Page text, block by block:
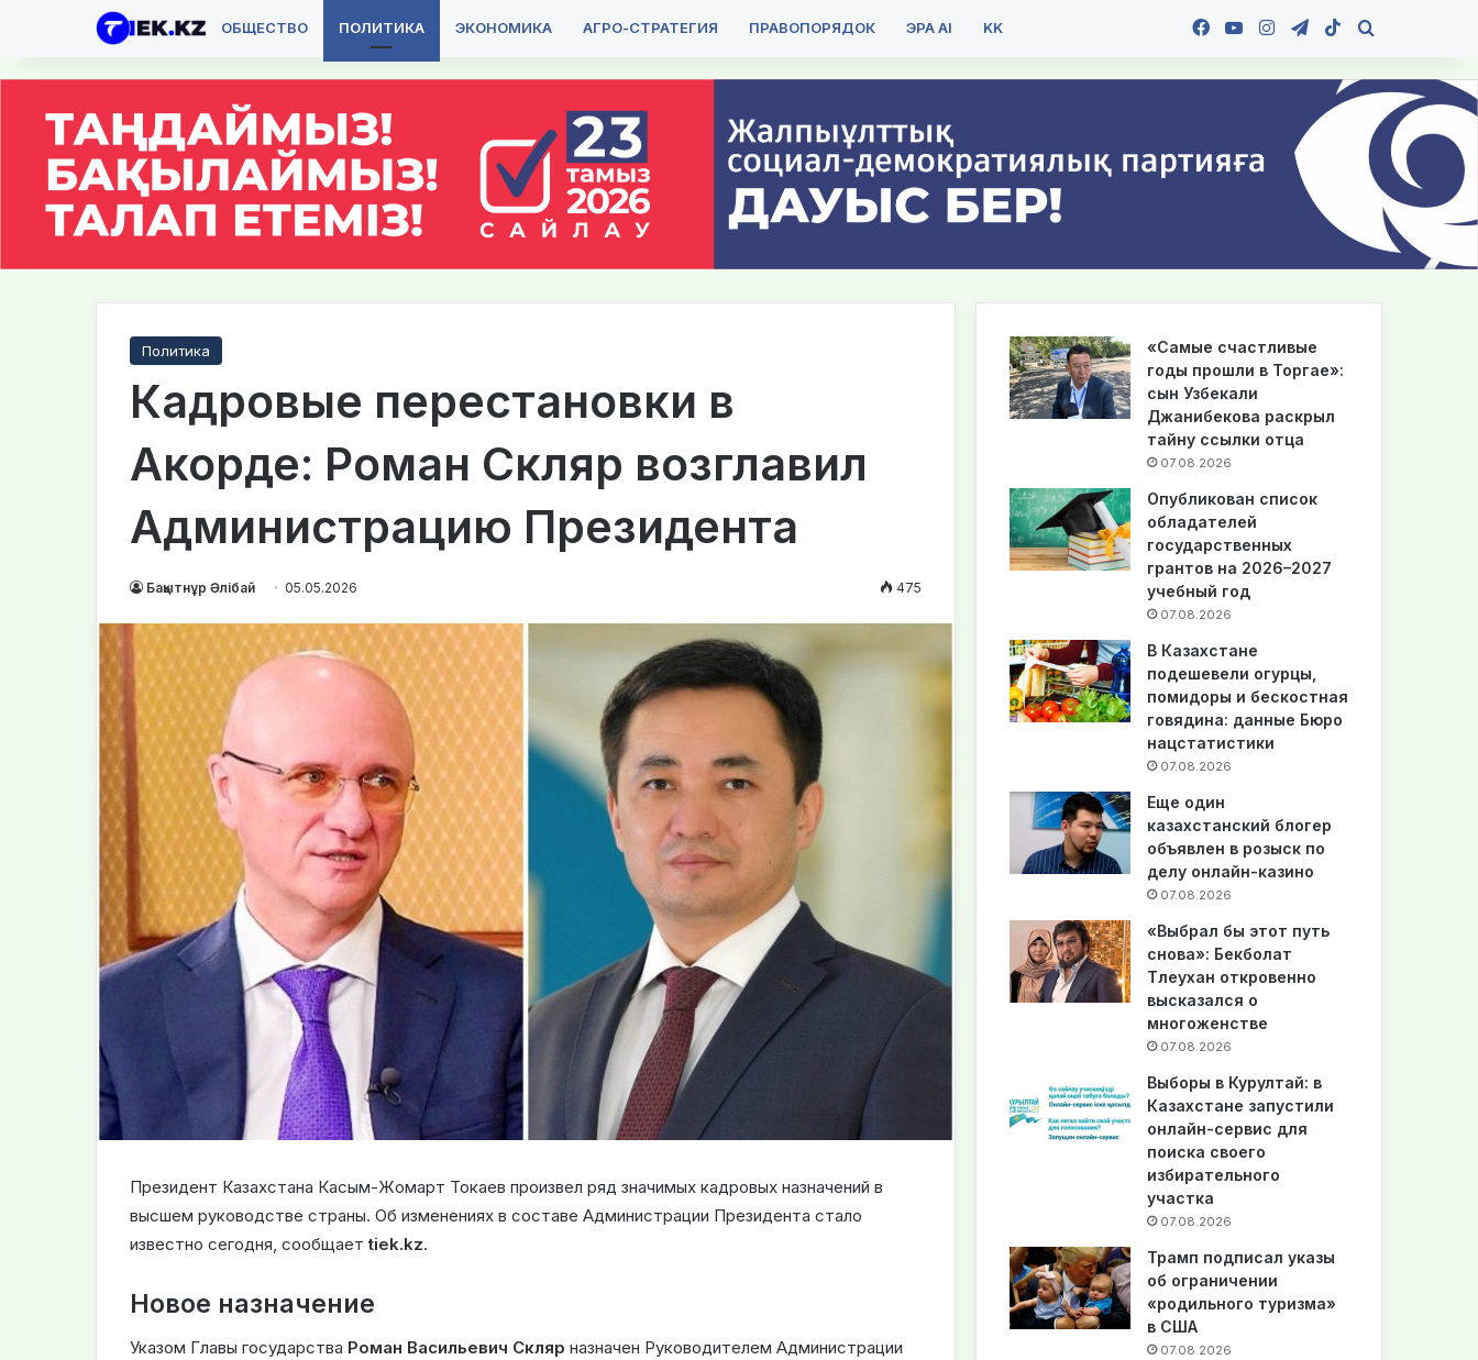
ОБЩЕСТВО ПОЛИТИКА ЭКОНОМИКА АГРО-СТРАТЕГИЯ ПРАВОПОРЯДОК ЭРА AI KK Facebook
YouTubeInstagramTelegram
TikTok
Политика
Кадровые перестановки в
Акорде: Роман Скляр возглавил
Администрацию Президента
Бақытнұр Әлібай 05.05.2026 475
Президент Казахстана Касым-Жомарт Токаев произвел ряд значимых кадровых назначений в
высшем руководстве страны. Об изменениях в составе Администрации Президента стало
известно сегодня, сообщаетtiek.kz.
Новое назначение
Указом Главы государства Роман Васильевич Скляр назначен Руководителем Администрации
«Самые счастливые
годы прошли в Торгае»:
сын Узбекали
Джанибекова раскрыл
тайну ссылки отца
07.08.2026
Опубликован список
обладателей
государственных
грантов на 2026–2027
учебный год
07.08.2026
В Казахстане
подешевели огурцы,
помидоры и бескостная
говядина: данные Бюро
нацстатистики
07.08.2026
Еще один
казахстанский блогер
объявлен в розыск по
делу онлайн-казино
07.08.2026
«Выбрал бы этот путь
снова»: Бекболат
Тлеухан откровенно
высказался о
многоженстве
07.08.2026
Выборы в Курултай: в
Казахстане запустили
онлайн-сервис для
поиска своего
избирательного
участка
07.08.2026
Трамп подписал указы
об ограничении
«родильного туризма»
в США
07.08.2026